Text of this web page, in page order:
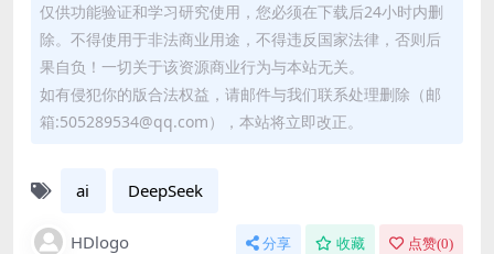
仅供功能验证和学习研究使用，您必须在下载后24小时内删
除。不得使用于非法商业用途，不得违反国家法律，否则后
果自负！一切关于该资源商业行为与本站无关。
如有侵犯你的版合法权益，请邮件与我们联系处理删除（邮
箱:505289534@qq.com），本站将立即改正。
ai DeepSeek
HDlogo 分享 收藏 点赞(0)